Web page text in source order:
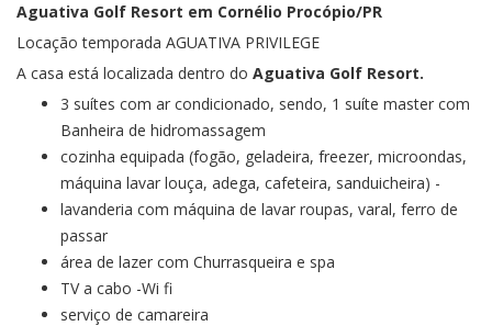
Aguativa Golf Resort em Cornélio Procópio/PR
Locação temporada AGUATIVA PRIVILEGE
A casa está localizada dentro do Aguativa Golf Resort.
3 suítes com ar condicionado, sendo, 1 suíte master com
Banheira de hidromassagem
cozinha equipada (fogão, geladeira, freezer, microondas,
máquina lavar louça, adega, cafeteira, sanduicheira) -
lavanderia com máquina de lavar roupas, varal, ferro de
passar
área de lazer com Churrasqueira e spa
TV a cabo -Wi fi
serviço de camareira